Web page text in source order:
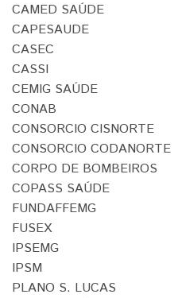
CAMED SAÚDE
CAPESAUDE
CASEC
CASSI
CEMIG SAÚDE
CONAB
CONSORCIO CISNORTE
CONSORCIO CODANORTE
CORPO DE BOMBEIROS
COPASS SAÚDE
FUNDAFFEMG
FUSEX
IPSEMG
IPSM
PLANO S. LUCAS